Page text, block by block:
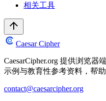
相关工具
Caesar Cipher
CaesarCipher.org 提供浏览器
示例与教育性参考资料，帮
contact@caesarcipher.org